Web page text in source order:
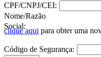
CPF/CNPJ/CEI:
Nome/Razão
Social:
clique aqui para obter uma
Código de Segurança: